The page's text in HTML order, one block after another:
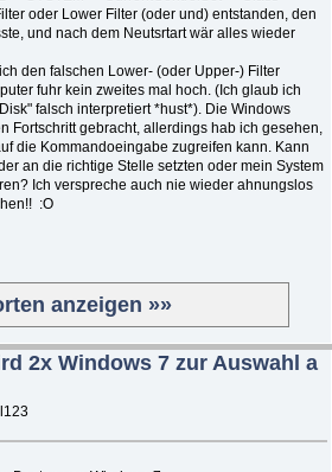
oder Lower Filter (oder und) entstanden, den
und nach dem Neutsrtart wär alles wieder
den falschen Lower- (oder Upper-) Filter
fuhr kein zweites mal hoch. (Ich glaub ich
falsch interpretiert *hust*). Die Windows
Fortschritt gebracht, allerdings hab ich gesehen,
die Kommandoeingabe zugreifen kann. Kann
an die richtige Stelle setzten oder mein System
Ich verspreche auch nie wieder ahnungslos
:O
anzeigen »»
2x Windows 7 zur Auswahl a